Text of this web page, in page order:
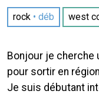
rock • déb west
Bonjour je cherche
pour sortir en
Je suis débutant